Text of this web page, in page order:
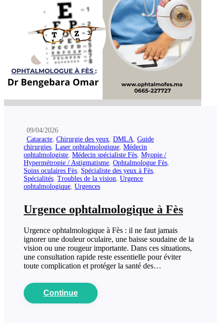
09/04/2026
Cataracte, Chirurgie des yeux, DMLA, Guide
chirurgies, Laser ophtalmologique, Médecin
ophtalmologiste, Médecin spécialiste Fès, Myopie /
Hypermétropie / Astigmatisme, Ophtalmologue Fès,
Soins oculaires Fès, Spécialiste des yeux à Fès,
Spécialités, Troubles de la vision, Urgence
ophtalmologique, Urgences
Urgence ophtalmologique à Fès
Urgence ophtalmologique à Fès : il ne faut jamais
ignorer une douleur oculaire, une baisse soudaine de la
vision ou une rougeur importante. Dans ces situations,
une consultation rapide reste essentielle pour éviter
toute complication et protéger la santé des…
Continue